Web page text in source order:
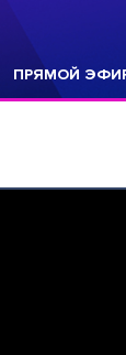
ПРЯМОЙ